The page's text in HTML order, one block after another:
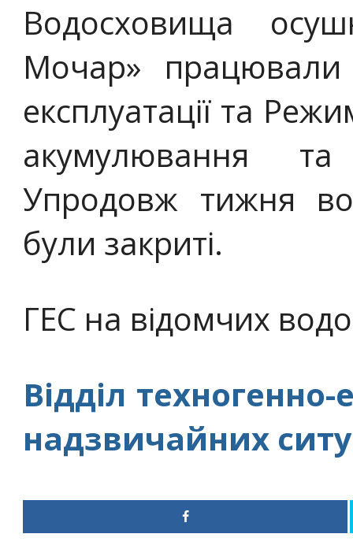
Водосховища
Мочар» працювали
експлуатації та
акумулювання
Упродовж тижня
були закриті.
ГЕС на відомчих
Відділ
надзвичайних